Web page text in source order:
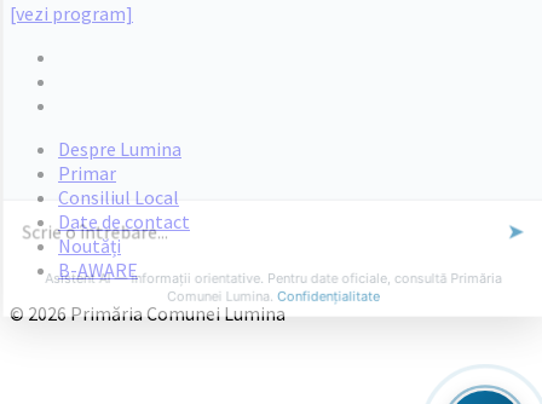
[vezi program]
Despre Lumina
Primar
Consiliul Local
Date de contact
Noutăți
B-AWARE
© 2026 Primăria Comunei Lumina